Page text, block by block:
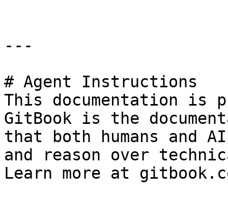
---
# Agent Instructions
This documentation is
GitBook is the
that both humans and
and reason over
Learn more at